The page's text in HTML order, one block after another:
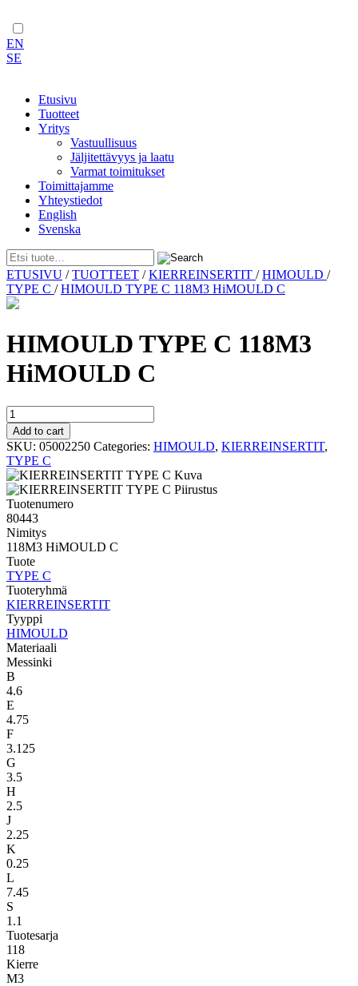
EN
SE
Etusivu
Tuotteet
Yritys
Vastuullisuus
Jäljitettävyys ja laatu
Varmat toimitukset
Toimittajamme
Yhteystiedot
English
Svenska
Skip
to
content
ETUSIVU /TUOTTEET /KIERREINSERTIT /HIMOULD /
TYPE C /HIMOULD TYPE C 118M3 HiMOULD C
HIMOULD TYPE C 118M3
HiMOULD C
HIMOULD
TYPE
C
118M3
HiMOULD
C
quantity
Add to cart
SKU: 05002250 Categories: HIMOULD, KIERREINSERTIT,
TYPE C
Tuotenumero
80443
Nimitys
118M3 HiMOULD C
Tuote
TYPE C
Tuoteryhmä
KIERREINSERTIT
Tyyppi
HIMOULD
Materiaali
Messinki
B
4.6
E
4.75
F
3.125
G
3.5
H
2.5
J
2.25
K
0.25
L
7.45
S
1.1
Tuotesarja
118
Kierre
M3